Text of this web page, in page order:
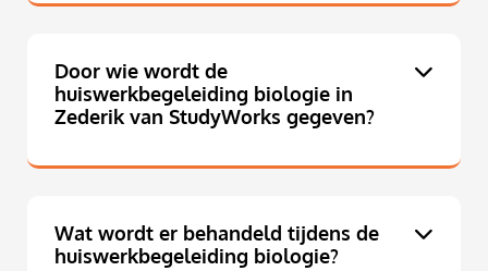
Door wie wordt de
huiswerkbegeleiding biologie in
Zederik van StudyWorks gegeven?
Wat wordt er behandeld tijdens de
huiswerkbegeleiding biologie?